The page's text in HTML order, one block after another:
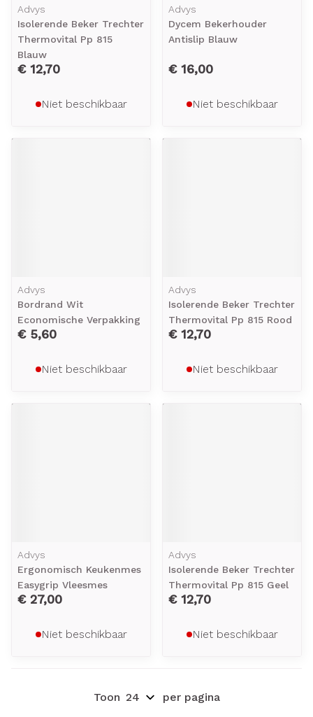
Advys
Isolerende Beker Trechter
Thermovital Pp 815
Blauw
€ 12,70
Niet beschikbaar
Advys
Dycem Bekerhouder
Antislip Blauw
€ 16,00
Niet beschikbaar
Advys
Bordrand Wit
Economische Verpakking
€ 5,60
Niet beschikbaar
Advys
Isolerende Beker Trechter
Thermovital Pp 815 Rood
€ 12,70
Niet beschikbaar
Advys
Ergonomisch Keukenmes
Easygrip Vleesmes
€ 27,00
Niet beschikbaar
Advys
Isolerende Beker Trechter
Thermovital Pp 815 Geel
€ 12,70
Niet beschikbaar
Toon per pagina